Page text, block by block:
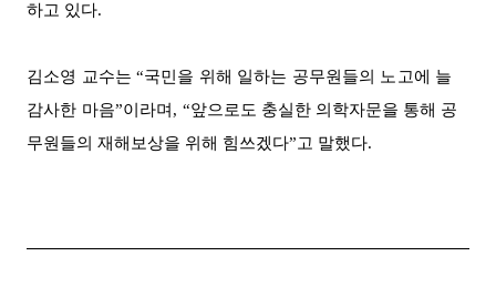
하고 있다.
김소영 교수는“국민을 위해 일하는 공무원들의 노고에 늘
감사한 마음”이라며 , “앞으로도 충실한 의학자문을 통해 공
무원들의 재해보상을 위해 힘쓰겠다”고 말했다.